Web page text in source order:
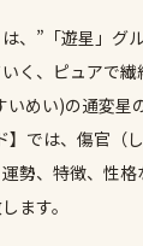
、”「遊星」グ
く、ピュアで繊
めい)の通変星
】では、傷官（
勢、特徴、性
ます。